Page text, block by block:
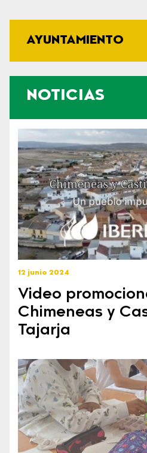
AYUNTAMIENTO
NOTICIAS
12 junio 2024
Video
Chimeneas y
Tajarja